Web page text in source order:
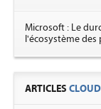
Microsoft : Le
l'écosystème des
ARTICLES